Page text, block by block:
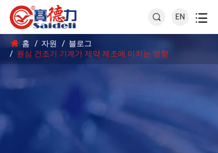
 EN 
홈 자원
블로그
원심 건조기 기계가 제약 제조에 미치는 영향